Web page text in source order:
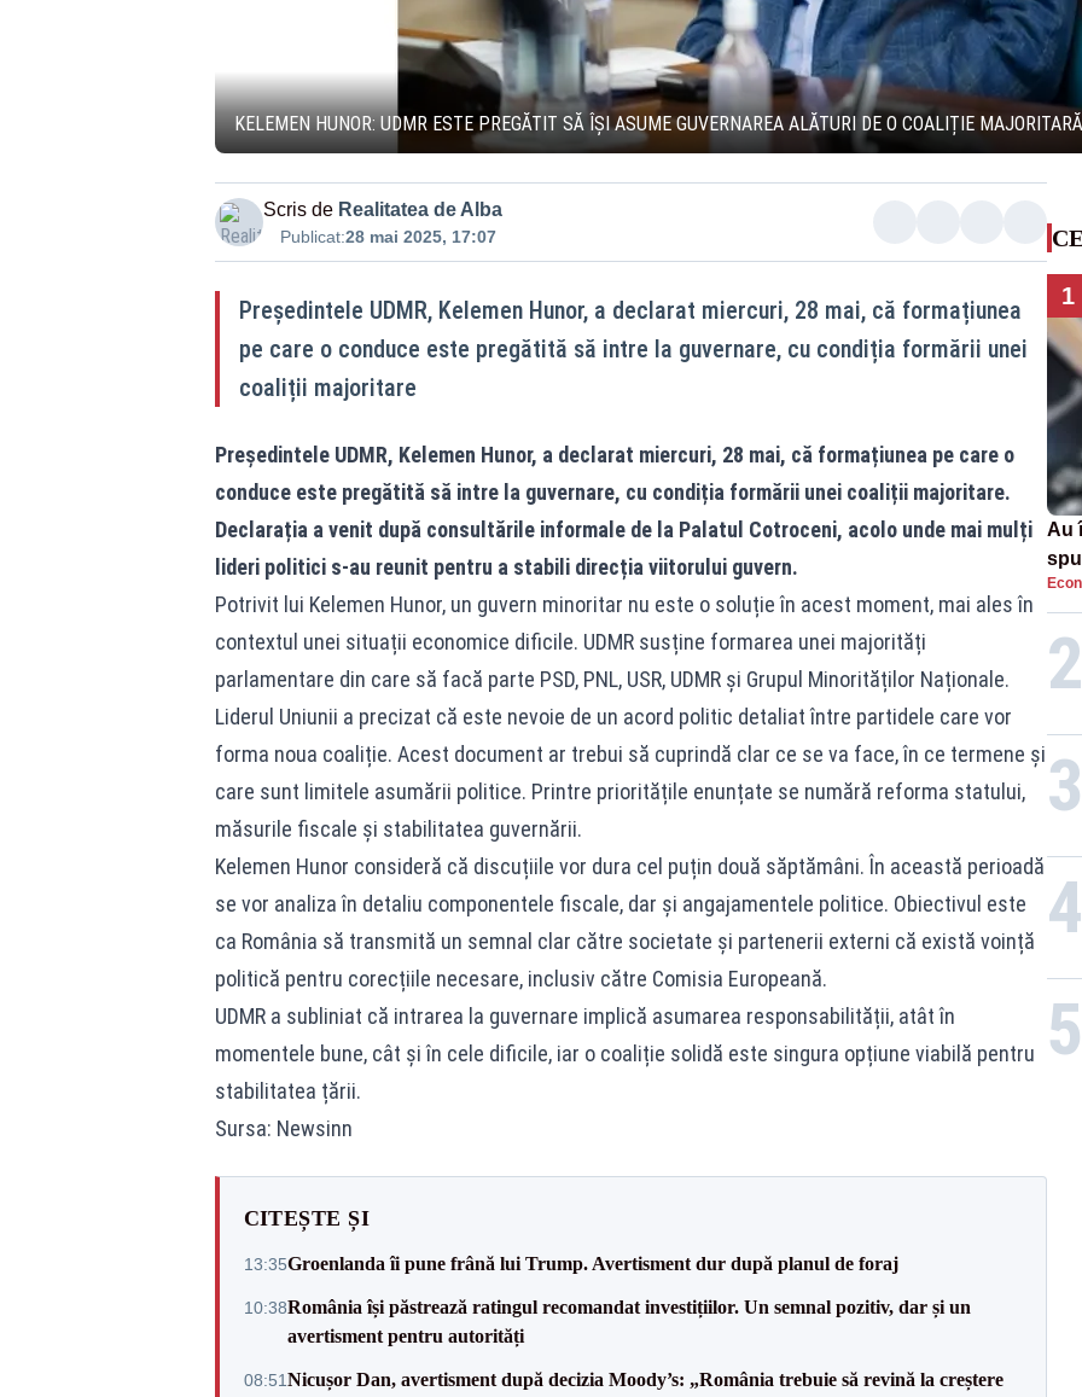
KELEMEN HUNOR: UDMR ESTE PREGĂTIT SĂ ÎȘI ASUME GUVERNAREA ALĂTURI DE O COALIȚIE MAJORITARĂ
Scris de Realitatea de Alba
Publicat:28 mai 2025, 17:07
Președintele UDMR, Kelemen Hunor, a declarat miercuri, 28 mai, că formațiunea
pe care o conduce este pregătită să intre la guvernare, cu condiția formării unei
coaliții majoritare
Președintele UDMR, Kelemen Hunor, a declarat miercuri, 28 mai, că formațiunea pe care o
conduce este pregătită să intre la guvernare, cu condiția formării unei coaliții majoritare.
Declarația a venit după consultările informale de la Palatul Cotroceni, acolo unde mai mulți
lideri politici s-au reunit pentru a stabili direcția viitorului guvern.
Potrivit lui Kelemen Hunor, un guvern minoritar nu este o soluție în acest moment, mai ales în
contextul unei situații economice dificile. UDMR susține formarea unei majorități
parlamentare din care să facă parte PSD, PNL, USR, UDMR și Grupul Minorităților Naționale.
Liderul Uniunii a precizat că este nevoie de un acord politic detaliat între partidele care vor
forma noua coaliție. Acest document ar trebui să cuprindă clar ce se va face, în ce termene și
care sunt limitele asumării politice. Printre prioritățile enunțate se numără reforma statului,
măsurile fiscale și stabilitatea guvernării.
Kelemen Hunor consideră că discuțiile vor dura cel puțin două săptămâni. În această perioadă
se vor analiza în detaliu componentele fiscale, dar și angajamentele politice. Obiectivul este
ca România să transmită un semnal clar către societate și partenerii externi că există voință
politică pentru corecțiile necesare, inclusiv către Comisia Europeană.
UDMR a subliniat că intrarea la guvernare implică asumarea responsabilității, atât în
momentele bune, cât și în cele dificile, iar o coaliție solidă este singura opțiune viabilă pentru
stabilitatea țării.
Sursa: Newsinn
CITEȘTE ȘI
13:35Groenlanda îi pune frână lui Trump. Avertisment dur după planul de foraj
10:38România își păstrează ratingul recomandat investițiilor. Un semnal pozitiv, dar și un
avertisment pentru autorități
08:51Nicușor Dan, avertisment după decizia Moody’s: „România trebuie să revină la creștere
1
Au
2
3
4
5